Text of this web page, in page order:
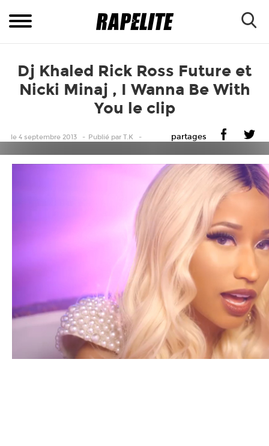
Dj Khaled Rick Ross Future et
Nicki Minaj , I Wanna Be With
You le clip
le 4 septembre 2013 Publié par T.K partages